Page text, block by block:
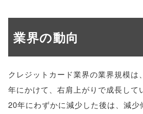
業界の動向
クレジットカード業界の業界規模は
年にかけて、右肩上がりで成長して
20年にわずかに減少した後は、減